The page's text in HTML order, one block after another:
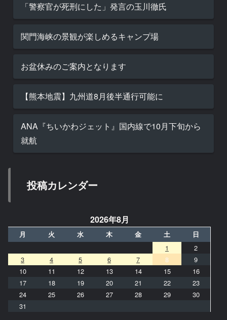
「警察官が死刑にした」発言の玉川徹氏
関門海峡の景観が楽しめるキャンプ場
お盆休みのご案内となります
【熊本地震】九州道8月後半通行可能に
ANA『ちいかわジェット』国内線で10月下旬から
就航
投稿カレンダー
2026年8月
月 火 水 木 金 土 日
1
2
3
4 5 6 7 8
9
10
11 12 13 14 15
16
17
18 19 20 21 22
23
24
25 26 27 28 29
30
31